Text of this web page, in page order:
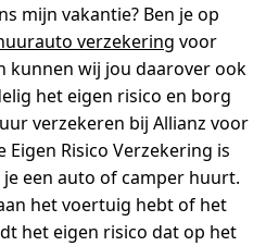
mijn vakantie? Ben je op
verzekering voor
kunnen wij jou daarover ook
het eigen risico en borg
verzekeren bij Allianz voor
Eigen Risico Verzekering is
een auto of camper huurt.
het voertuig hebt of het
het eigen risico dat op het